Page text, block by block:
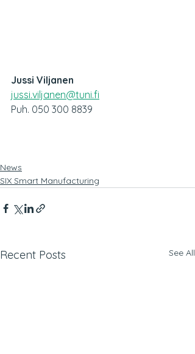
Jussi Viljanen
jussi.viljanen@tuni.fi
Puh. 050 300 8839
News
SIX Smart Manufacturing
Recent Posts See All